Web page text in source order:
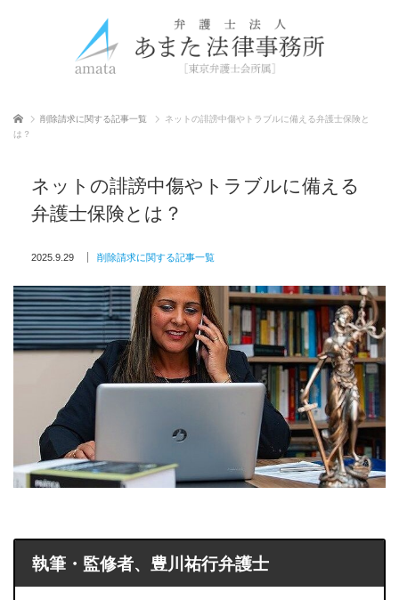
ホーム 削除請求に関する記事一覧
ネットの誹謗中傷やトラブルに備える弁護士保険と
は？
ネットの誹謗中傷やトラブルに備える
弁護士保険とは？
2025.9.29 削除請求に関する記事一覧
執筆・監修者、豊川祐行弁護士